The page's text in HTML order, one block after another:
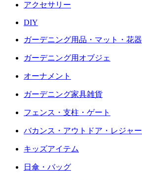
アクセサリー
DIY
ガーデニング用品・マット・花器
ガーデニング用オブジェ
オーナメント
ガーデニング家具雑貨
フェンス・支柱・ゲート
バカンス・アウトドア・レジャー
キッズアイテム
日傘・バッグ